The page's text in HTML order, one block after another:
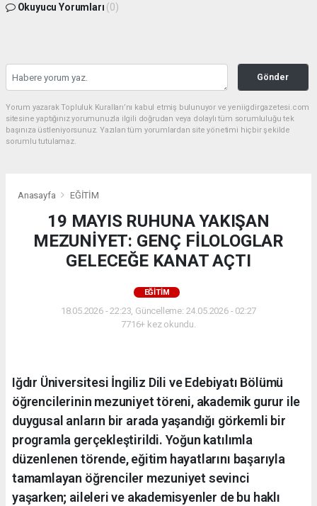
Okuyucu Yorumları (0)
Gönder
Yorum yazarak Topluluk Kuralları’nı kabul etmiş bulunuyor ve yeniigdirgazetesi.com
sitesine yaptığınız yorumunuzla ilgili doğrudan veya dolaylı tüm sorumluluğu tek
başınıza üstleniyorsunuz. Yazılan tüm yorumlardan site yönetimi hiçbir şekilde
sorumlu tutulamaz.
Anasayfa EĞİTİM
19 MAYIS RUHUNA YAKIŞAN
MEZUNİYET: GENÇ FİLOLOGLAR
GELECEĞE KANAT AÇTI
EĞİTİM
18.05.2026 - 22:23, Güncelleme: 24.05.2026 - 02:27
7716+ kez okundu.
Iğdır Üniversitesi İngiliz Dili ve Edebiyatı Bölümü
öğrencilerinin mezuniyet töreni, akademik gurur ile
duygusal anların bir arada yaşandığı görkemli bir
programla gerçekleştirildi. Yoğun katılımla
düzenlenen törende, eğitim hayatlarını başarıyla
tamamlayan öğrenciler mezuniyet sevinci
yaşarken; aileleri ve akademisyenler de bu haklı